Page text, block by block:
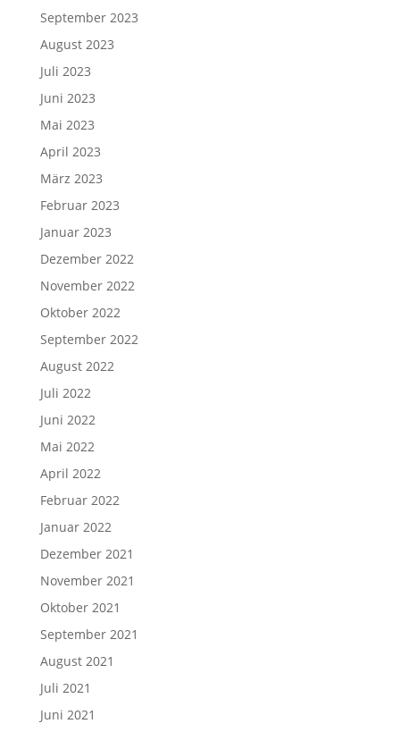
September 2023
August 2023
Juli 2023
Juni 2023
Mai 2023
April 2023
März 2023
Februar 2023
Januar 2023
Dezember 2022
November 2022
Oktober 2022
September 2022
August 2022
Juli 2022
Juni 2022
Mai 2022
April 2022
Februar 2022
Januar 2022
Dezember 2021
November 2021
Oktober 2021
September 2021
August 2021
Juli 2021
Juni 2021